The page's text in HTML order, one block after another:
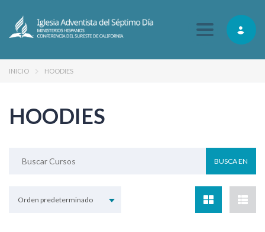
Toggle
INICIO HOODIES
HOODIES
Orden predeterminado